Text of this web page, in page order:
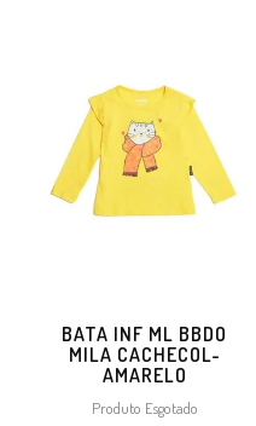
BATA INF ML BBDO
MILA CACHECOL-
AMARELO
Produto Esgotado